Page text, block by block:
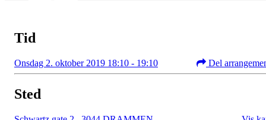
Tid
Onsdag 2. oktober 2019 18:10 - 19:10 Del
Sted